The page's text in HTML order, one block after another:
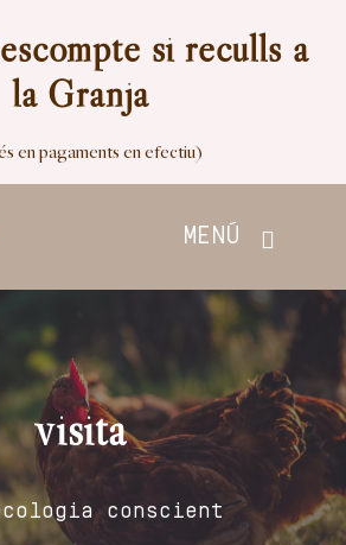
si reculls a
la Granja
en pagaments en efectiu)
MENÚ
visita
conscient